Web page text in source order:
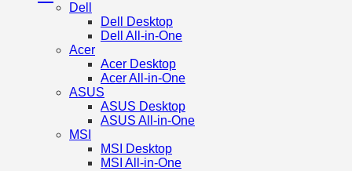
Dell
Dell Desktop
Dell All-in-One
Acer
Acer Desktop
Acer All-in-One
ASUS
ASUS Desktop
ASUS All-in-One
MSI
MSI Desktop
MSI All-in-One